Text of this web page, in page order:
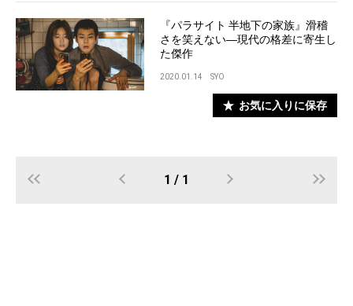
『パラサイト 半地下の家族』滑稽
さを笑えない―現代の格差に寄生し
た傑作
2020.01.14 SYO
お気に入りに保存
1 / 1